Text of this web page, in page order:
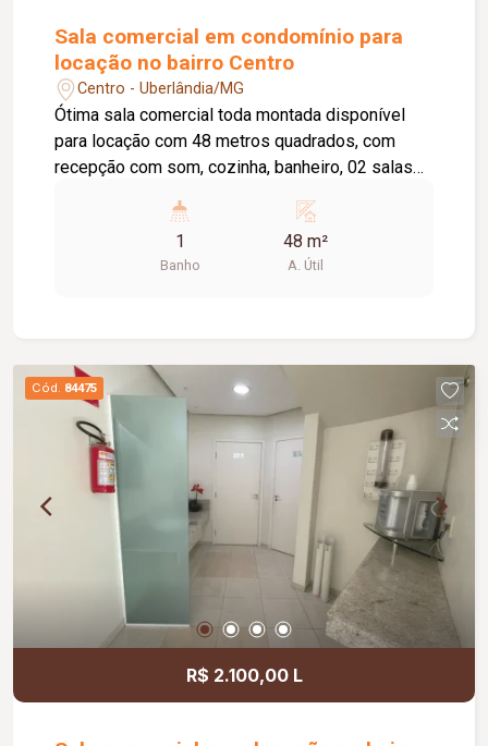
Sala comercial em condomínio para
locação no bairro Centro
Centro - Uberlândia/MG
Ótima sala comercial toda montada disponível
para locação com 48 metros quadrados, com
recepção com som, cozinha, banheiro, 02 salas
iluminação , porta dupla, excelente imóvel.
1
Banho
48 m²
A. Útil
Cód. 84475
R$ 2.100,00 L